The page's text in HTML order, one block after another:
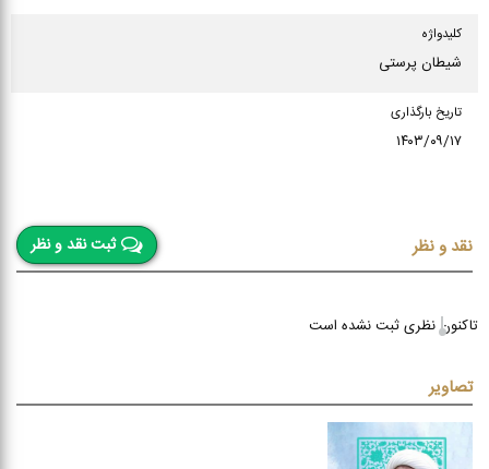
كلیدواژه
شیطان پرستی
تاریخ بارگذاری
۱۴۰۳/۰۹/۱۷
ثبت نقد و نظر نقد و نظر
تاکنون نظری ثبت نشده است
تصاویر